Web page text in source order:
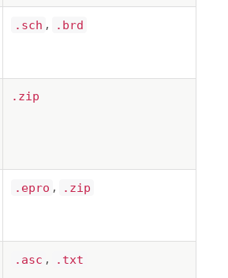
.sch , .brd
.zip
.epro , .zip
.asc , .txt